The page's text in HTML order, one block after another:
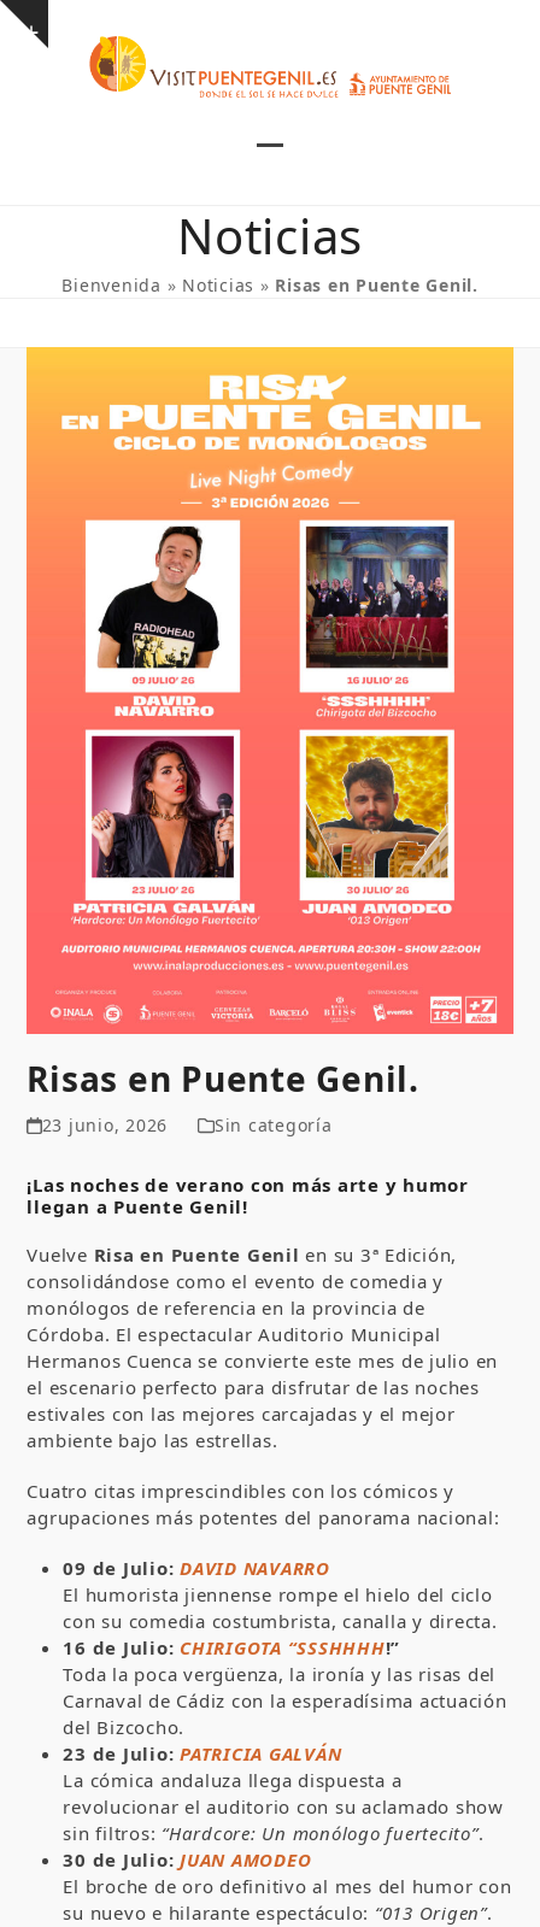
Skip
Show
mobile
menu
mobile
menu
Noticias
Bienvenida » Noticias » Risas en Puente Genil.
Risas en Puente Genil.
23 junio, 2026 Sin categoría
¡Las noches de verano con más arte y humor
llegan a Puente Genil!
Vuelve Risa en Puente Genil en su 3ª Edición,
consolidándose como el evento de comedia y
monólogos de referencia en la provincia de
Córdoba. El espectacular Auditorio Municipal
Hermanos Cuenca se convierte este mes de julio en
el escenario perfecto para disfrutar de las noches
estivales con las mejores carcajadas y el mejor
ambiente bajo las estrellas.
Cuatro citas imprescindibles con los cómicos y
agrupaciones más potentes del panorama nacional:
09 de Julio:DAVID NAVARRO
El humorista jiennense rompe el hielo del ciclo
con su comedia costumbrista, canalla y directa.
16 de Julio: CHIRIGOTA “SSSHHHH!”
Toda la poca vergüenza, la ironía y las risas del
Carnaval de Cádiz con la esperadísima actuación
del Bizcocho.
23 de Julio:PATRICIA GALVÁN
La cómica andaluza llega dispuesta a
revolucionar el auditorio con su aclamado show
sin filtros: “Hardcore: Un monólogo fuertecito”.
30 de Julio: JUAN AMODEO
El broche de oro definitivo al mes del humor con
su nuevo e hilarante espectáculo: “013 Origen”.